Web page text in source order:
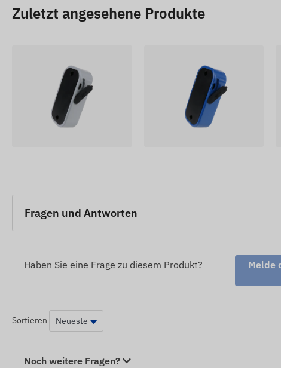
oder Verpackungen ohne vorherige Ankündigung zu
der Produkte geringfügig von den gezeigten Bildern
Zuletzt angesehene Produkte
Fragen und Antworten
Haben Sie eine Frage zu diesem Produkt?
Melde
Sortieren
Noch weitere Fragen?